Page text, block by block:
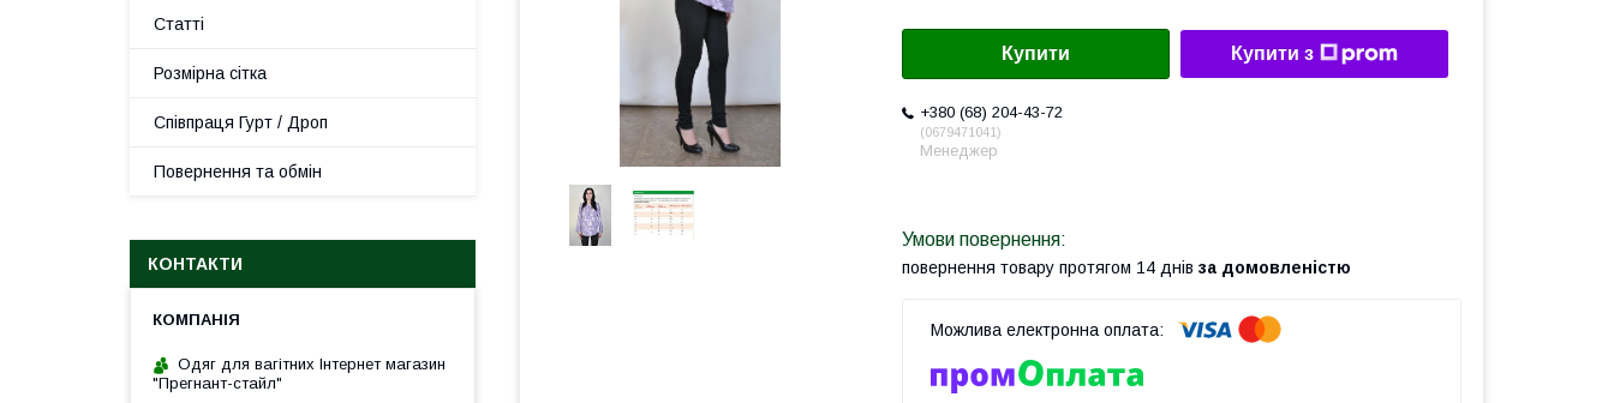
Купити Купити з
+380 (68) 204-43-72
0679471041
Менеджер
повернення товару протягом 14 днів за домовленістю
Статті
Розмірна сітка
Співпраця Гурт / Дроп
Повернення та обмін
КОНТАКТИ
Одяг для вагітних Інтернет магазин
"Прегнант-стайл"